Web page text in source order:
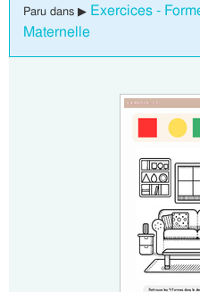
Paru dans ▶ Exercices -
Maternelle